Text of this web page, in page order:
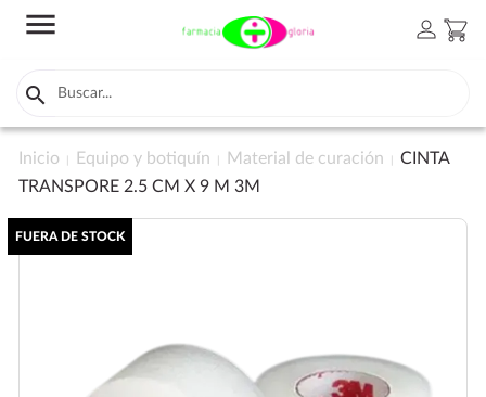
menu person shopping_cart

Inicio Equipo y botiquín Material de curación
CINTA
TRANSPORE 2.5 CM X 9 M 3M
FUERA DE STOCK